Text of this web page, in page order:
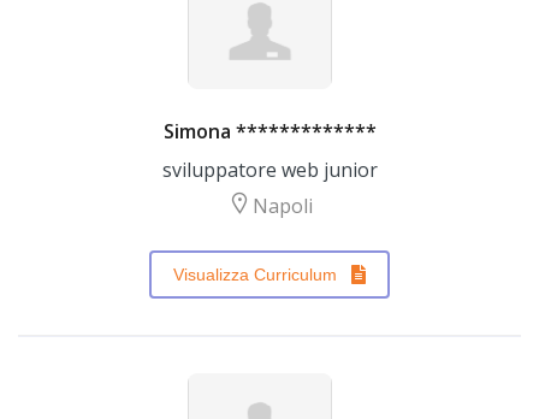
Simona *************
sviluppatore web junior
Napoli
Visualizza Curriculum